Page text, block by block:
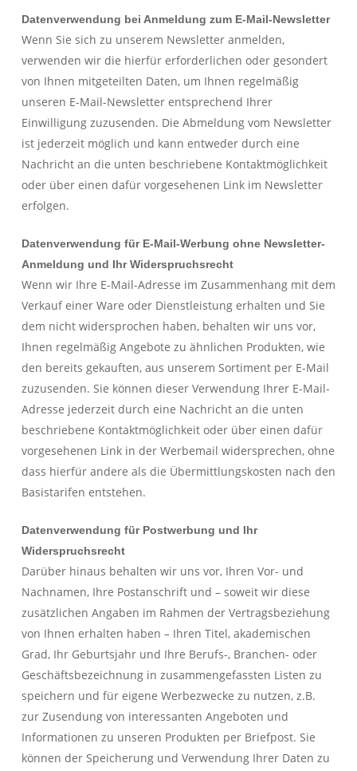
Datenverwendung bei Anmeldung zum E-Mail-Newsletter
Wenn Sie sich zu unserem Newsletter anmelden,
verwenden wir die hierfür erforderlichen oder gesondert
von Ihnen mitgeteilten Daten, um Ihnen regelmäßig
unseren E-Mail-Newsletter entsprechend Ihrer
Einwilligung zuzusenden. Die Abmeldung vom Newsletter
ist jederzeit möglich und kann entweder durch eine
Nachricht an die unten beschriebene Kontaktmöglichkeit
oder über einen dafür vorgesehenen Link im Newsletter
erfolgen.
Datenverwendung für E-Mail-Werbung ohne Newsletter-
Anmeldung und Ihr Widerspruchsrecht
Wenn wir Ihre E-Mail-Adresse im Zusammenhang mit dem
Verkauf einer Ware oder Dienstleistung erhalten und Sie
dem nicht widersprochen haben, behalten wir uns vor,
Ihnen regelmäßig Angebote zu ähnlichen Produkten, wie
den bereits gekauften, aus unserem Sortiment per E-Mail
zuzusenden. Sie können dieser Verwendung Ihrer E-Mail-
Adresse jederzeit durch eine Nachricht an die unten
beschriebene Kontaktmöglichkeit oder über einen dafür
vorgesehenen Link in der Werbemail widersprechen, ohne
dass hierfür andere als die Übermittlungskosten nach den
Basistarifen entstehen.
Datenverwendung für Postwerbung und Ihr
Widerspruchsrecht
Darüber hinaus behalten wir uns vor, Ihren Vor- und
Nachnamen, Ihre Postanschrift und – soweit wir diese
zusätzlichen Angaben im Rahmen der Vertragsbeziehung
von Ihnen erhalten haben – Ihren Titel, akademischen
Grad, Ihr Geburtsjahr und Ihre Berufs-, Branchen- oder
Geschäftsbezeichnung in zusammengefassten Listen zu
speichern und für eigene Werbezwecke zu nutzen, z.B.
zur Zusendung von interessanten Angeboten und
Informationen zu unseren Produkten per Briefpost. Sie
können der Speicherung und Verwendung Ihrer Daten zu